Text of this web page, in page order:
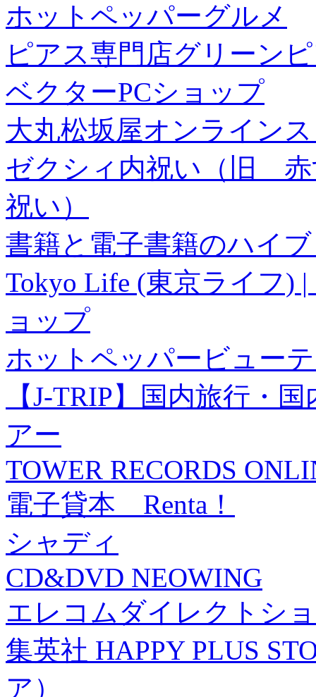
ホットペッパーグルメ
ピアス専門店グリーン
ベクターPCショップ
大丸松坂屋オンライン
ゼクシィ内祝い（旧 赤
祝い）
書籍と電子書籍のハイ
Tokyo Life (東京ライフ)
ョップ
ホットペッパービュー
【J-TRIP】国内旅行・
アー
TOWER RECORDS
電子貸本 Renta！
シャディ
CD&DVD NEOWING
エレコムダイレクトシ
集英社 HAPPY PLUS
ア）